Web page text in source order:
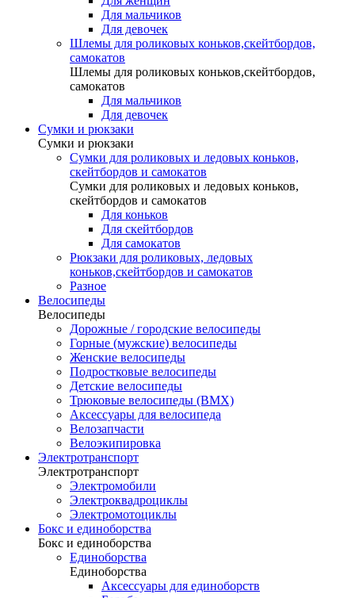
Для мальчиков
Для девочек
Шлемы для роликовых коньков,скейтбордов,
самокатов
Шлемы для роликовых коньков,скейтбордов,
самокатов
Для мальчиков
Для девочек
Сумки и рюкзаки
Сумки и рюкзаки
Сумки для роликовых и ледовых коньков,
скейтбордов и самокатов
Сумки для роликовых и ледовых коньков,
скейтбордов и самокатов
Для коньков
Для скейтбордов
Для самокатов
Рюкзаки для роликовых, ледовых
коньков,скейтбордов и самокатов
Разное
Велосипеды
Велосипеды
Дорожные / городские велосипеды
Горные (мужские) велосипеды
Женские велосипеды
Подростковые велосипеды
Детские велосипеды
Трюковые велосипеды (BMX)
Аксессуары для велосипеда
Велозапчасти
Велоэкипировка
Электротранспорт
Электротранспорт
Электромобили
Электроквадроциклы
Электромотоциклы
Бокс и единоборства
Бокс и единоборства
Единоборства
Единоборства
Аксессуары для единоборств